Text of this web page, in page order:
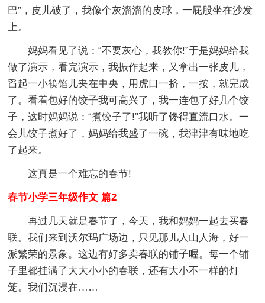
巴”，皮儿破了，我像个灰溜溜的皮球，一屁股坐在沙发
上。
妈妈看见了说：“不要灰心，我教你!”于是妈妈给我
做了演示，看完演示，我振作起来，又拿出一张皮儿，
舀起一小筷馅儿夹在中央，用虎口一挤，一按，就完成
了。看着包好的饺子我可高兴了，我一连包了好几个饺
子，这时妈妈说：“煮饺子了!”我听了馋得直流口水。一
会儿饺子煮好了，妈妈给我盛了一碗，我津津有味地吃
了起来。
这真是一个难忘的春节!
春节小学三年级作文 篇2
再过几天就是春节了，今天，我和妈妈一起去买春
联。我们来到沃尔玛广场边，只见那儿人山人海，好一
派繁荣的景象。这边有好多卖春联的铺子喔。每一个铺
子里都挂满了大大小小的春联，还有大小不一样的灯
笼。我们沉浸在……